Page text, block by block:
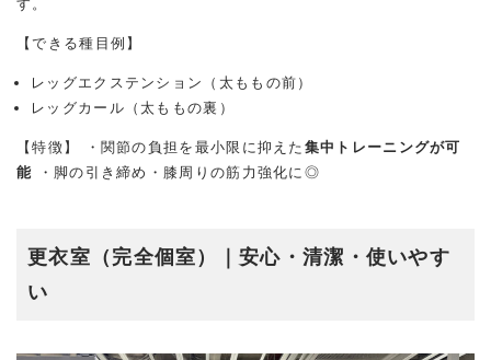
す。
【できる種目例】
レッグエクステンション（太ももの前）
レッグカール（太ももの裏）
【特徴】 ・関節の負担を最小限に抑えた 集中トレーニングが可
能 ・脚の引き締め・膝周りの筋力強化に◎
更衣室（完全個室）｜安心・清潔・使いやす
い